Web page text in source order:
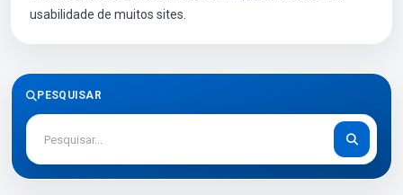
usabilidade de muitos sites.
PESQUISAR